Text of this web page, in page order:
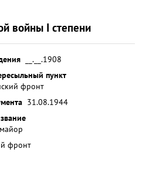
войны I степени
__.__.1908
пункт
фронт
31.08.1944
фронт